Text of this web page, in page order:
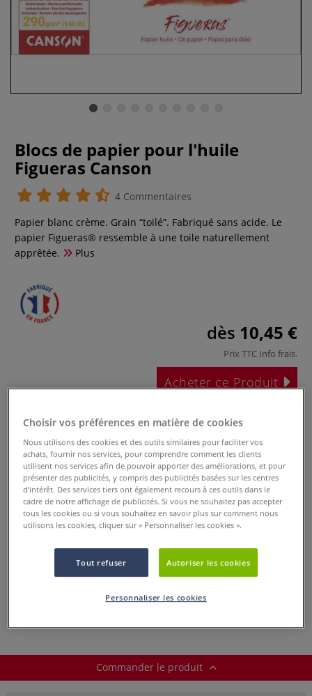
Blocs de papier pour l'huile
Figueras Canson
4 Commentaires
Papier blanc crème. Grain “toilé”. Fabriqué sans acide. Le
papier Figueras® ressemble à une toile naturellement
apprêtée.
Plus
dès 10,45 €
Prix TTC Info frais.
Acheter ce Produit
intéresser
Figueras grain toilé Canson toilé Figueras
Commander le produit
Choisir vos préférences en matière de cookies
Nous utilisons des cookies et des outils similaires pour faciliter vos
achats, fournir nos services, pour comprendre comment les clients
utilisent nos services afin de pouvoir apporter des améliorations, et pour
présenter des publicités, y compris des publicités basées sur les centres
d’intérêt. Des services tiers ont également recours à ces outils dans le
cadre de notre affichage de publicités. Si vous ne souhaitez pas accepter
tous les cookies ou si vous souhaitez en savoir plus sur comment nous
utilisons les cookies, cliquer sur « Personnaliser les cookies ».
Tout refuser Autoriser les cookies
Personnaliser les cookies